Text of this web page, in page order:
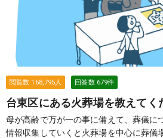
閲覧数 168,795人 回答数 679件
台東区にある火葬場を教えてく
母が高齢で万が一の事に備えて、葬儀に
情報収集していくと火葬場を中心に葬儀